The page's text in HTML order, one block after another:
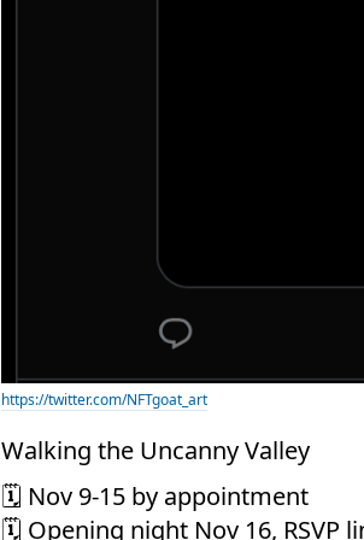
https://twitter.com/NFTgoat_art
Walking the Uncanny Valley
🗓️ Nov 9-15 by appointment
🗓️ Opening night Nov 16, RSVP